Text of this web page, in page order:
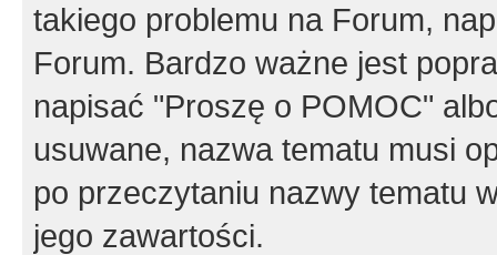
takiego problemu na Forum,
Forum. Bardzo ważne jest
napisać "Proszę o POMOC"
usuwane, nazwa tematu musi
po przeczytaniu nazwy tematu
jego zawartości.